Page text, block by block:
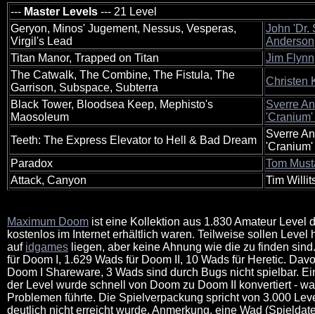
--- Master Levels --- 21 Level
Geryon, Minos' Jugement, Nessus, Vesperas,
Virgil's Lead
John 'Dr.
Anderson
Titan Manor, Trapped on Titan
Jim Flynn
The Catwalk, The Combine, The Fistula, The
Garrison, Subspace, Subterra
Christen
Black Tower, Bloodsea Keep, Mephisto's
Maosoleum
Sverre
Teeth: The Express Elevator to Hell & Bad Dream
Sverre
Paradox
Tom
Attack, Canyon
Tim
Maximum Doom ist eine Kollektion aus 1.830 Amateur Level
kostenlos im Internet erhältlich waren. Teilweise sollen Level
auf idgames liegen, aber keine Ahnung wie die zu finden
für Doom I, 1.629 Wads für Doom II, 10 Wads für Heretic.
Doom I Shareware, 3 Wads sind durch Bugs nicht spielbar.
der Level wurde schnell von Doom zu Doom II konvertiert -
Problemen führte. Die Spielverpackung spricht von 3.000
deutlich nicht erreicht wurde. Anmerkung, eine Wad